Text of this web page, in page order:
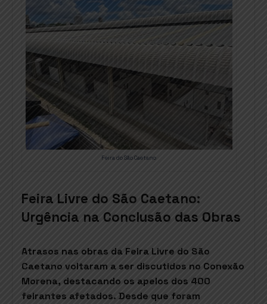
Feira do São Caetano
Feira Livre do São Caetano:
Urgência na Conclusão das Obras
Atrasos nas obras da Feira Livre do São
Caetano voltaram a ser discutidos no Conexão
Morena, destacando os apelos dos 400
feirantes afetados. Desde que foram